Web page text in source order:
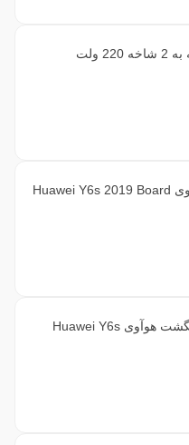
برد شارژ هوآوی Huawei Y6s 2019 Board
سنسور اثر انگشت هوآوی Huawei Y6s